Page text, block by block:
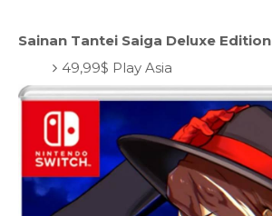
Sainan Tantei Saiga Deluxe Edition
49,99$ Play Asia